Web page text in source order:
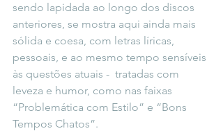
sendo lapidada ao longo dos discos
anteriores, se mostra aqui ainda mais
sólida e coesa, com letras líricas,
pessoais, e ao mesmo tempo sensíveis
às questões atuais -  tratadas com
leveza e humor, como nas faixas
“Problemática com Estilo” e “Bons
Tempos Chatos”.